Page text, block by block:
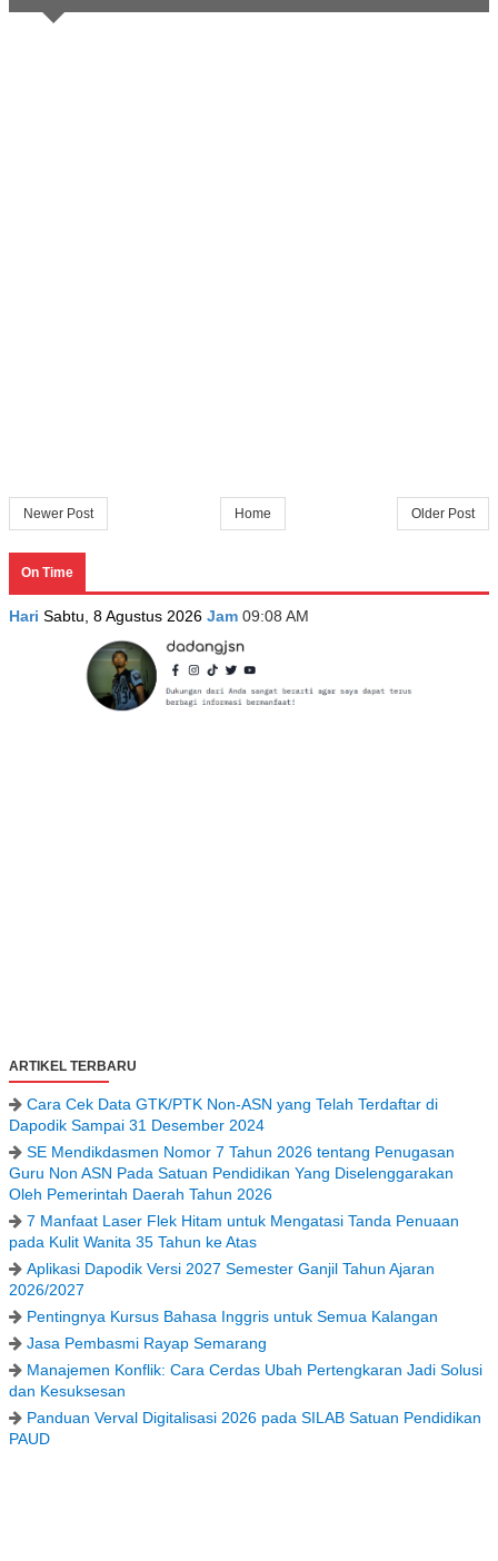
Newer Post Older Post
Home
On Time
Hari Sabtu, 8 Agustus 2026 Jam 09:08 AM
ARTIKEL TERBARU
Cara Cek Data GTK/PTK Non-ASN yang Telah Terdaftar di
Dapodik Sampai 31 Desember 2024
SE Mendikdasmen Nomor 7 Tahun 2026 tentang Penugasan
Guru Non ASN Pada Satuan Pendidikan Yang Diselenggarakan
Oleh Pemerintah Daerah Tahun 2026
7 Manfaat Laser Flek Hitam untuk Mengatasi Tanda Penuaan
pada Kulit Wanita 35 Tahun ke Atas
Aplikasi Dapodik Versi 2027 Semester Ganjil Tahun Ajaran
2026/2027
Pentingnya Kursus Bahasa Inggris untuk Semua Kalangan
Jasa Pembasmi Rayap Semarang
Manajemen Konflik: Cara Cerdas Ubah Pertengkaran Jadi Solusi
dan Kesuksesan
Panduan Verval Digitalisasi 2026 pada SILAB Satuan Pendidikan
PAUD